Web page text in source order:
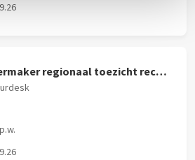
Kwartiermaker regionaal toezicht rechtmatigheid